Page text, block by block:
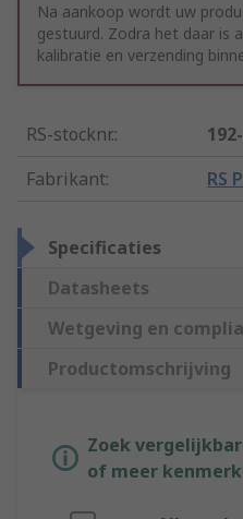
Na aankoop wordt uw
gestuurd. Zodra het daar is
kalibratie en verzending
RS-stocknr.:
Fabrikant: RS
Specificaties
Datasheets
Wetgeving en
Productomschrijving
Zoek
of meer